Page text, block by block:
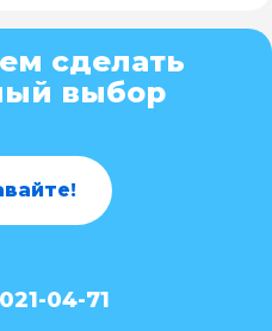
сделать
выбор
04-71